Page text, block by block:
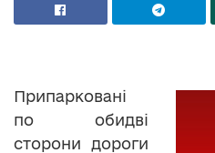
Припарковані
по обидві
сторони дороги